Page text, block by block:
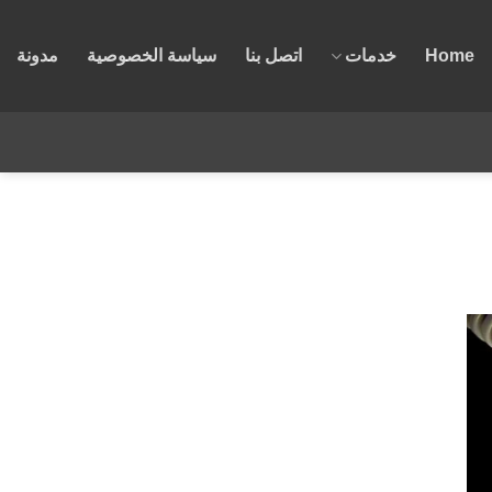
Home خدمات اتصل بنا سياسة الخصوصية مدونة